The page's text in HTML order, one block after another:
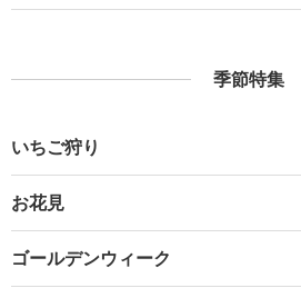
季節特集
いちご狩り
お花見
ゴールデンウィーク